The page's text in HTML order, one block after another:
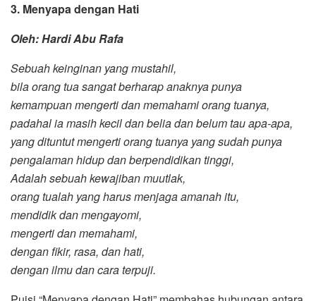
3. Menyapa dengan Hati
Oleh: Hardi Abu Rafa
Sebuah keinginan yang mustahil,
bila orang tua sangat berharap anaknya punya
kemampuan mengerti dan memahami orang tuanya,
padahal ia masih kecil dan belia dan belum tau apa-apa,
yang dituntut mengerti orang tuanya yang sudah punya
pengalaman hidup dan berpendidikan tinggi,
Adalah sebuah kewajiban muutlak,
orang tualah yang harus menjaga amanah itu,
mendidik dan mengayomi,
mengerti dan memahami,
dengan fikir, rasa, dan hati,
dengan ilmu dan cara terpuji.